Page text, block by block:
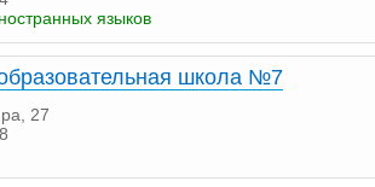
языков
школа №7
27